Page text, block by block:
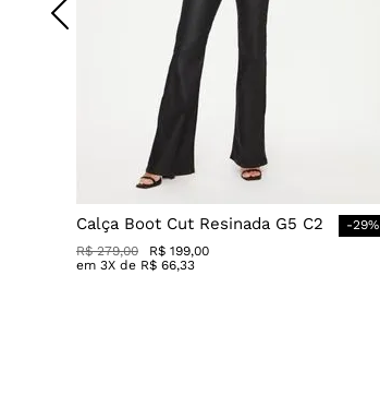
Calça Boot Cut Resinada G5 C2 -29%
R$ 279,00 R$ 199,00
em3X de R$ 66,33